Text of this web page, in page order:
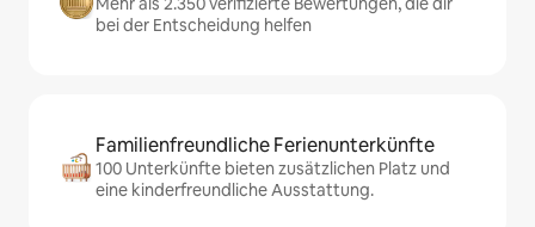
bei der Entscheidung helfen
Familienfreundliche Ferienunterkünfte
100 Unterkünfte bieten zusätzlichen Platz und
eine kinderfreundliche Ausstattung.